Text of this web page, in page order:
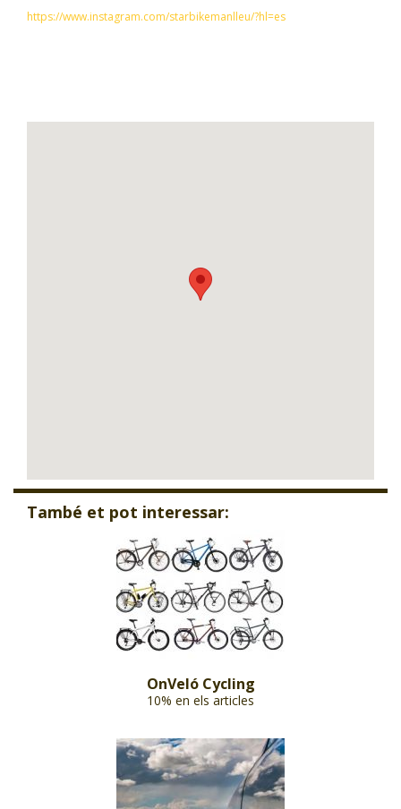
https://www.instagram.com/starbikemanlleu/?hl=es
També et pot interessar:
OnVeló Cycling
10% en els articles